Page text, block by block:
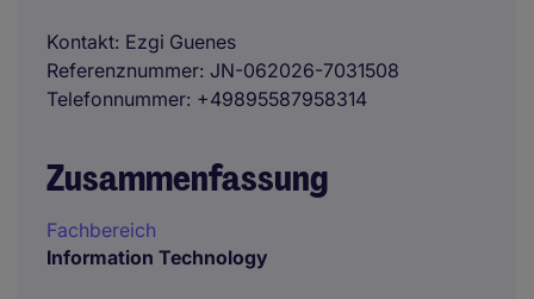
Kontakt Ezgi Guenes
Referenznummer JN-062026-7031508
Telefonnummer +49895587958314
Zusammenfassung
Fachbereich
Information Technology